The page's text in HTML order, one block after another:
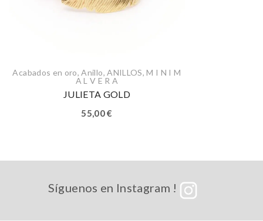
Acabados en oro,Anillo,ANILLOS,M I N I M
A L V E R A
JULIETA GOLD
55,00€
Síguenos en Instagram !